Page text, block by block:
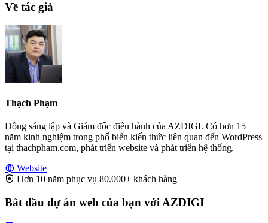
Về tác giả
Thạch Phạm
Đồng sáng lập và Giám đốc điều hành của AZDIGI. Có hơn 15
năm kinh nghiệm trong phổ biến kiến thức liên quan đến WordPress
tại thachpham.com, phát triển website và phát triển hệ thống.
Website
Hơn 10 năm phục vụ 80.000+ khách hàng
Bắt đầu dự án web của bạn với AZDIGI